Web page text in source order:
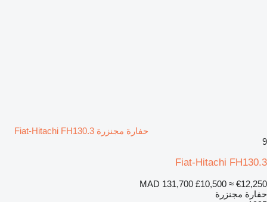
حفارة مجنزرة Fiat-Hitachi FH130.3
9
Fiat-Hitachi FH130.3
MAD 131,700 £10,500 ≈ €12,250
حفارة مجنزرة